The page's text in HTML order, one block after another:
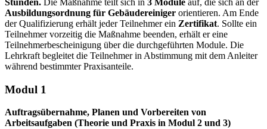
Ausbildungsordnung für Gebäudereiniger orientieren. Am Ende
der Qualifizierung erhält jeder Teilnehmer ein Zertifikat. Sollte ein
Teilnehmer vorzeitig die Maßnahme beenden, erhält er eine
Teilnehmerbescheinigung über die durchgeführten Module. Die
Lehrkraft begleitet die Teilnehmer in Abstimmung mit dem Anleiter
während bestimmter Praxisanteile.
Modul 1
Auftragsübernahme, Planen und Vorbereiten von
Arbeitsaufgaben (Theorie und Praxis in Modul 2 und 3)